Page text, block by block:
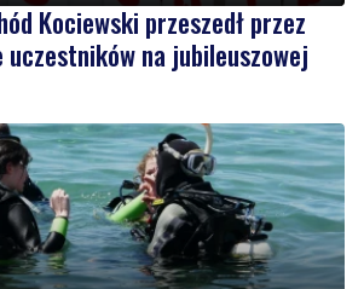
Kociewski przeszedł przez
uczestników na jubileuszowej